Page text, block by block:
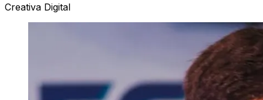
Creativa Digital